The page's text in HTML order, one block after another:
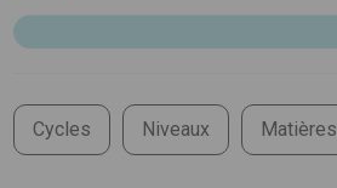
Cycles Niveaux Matières